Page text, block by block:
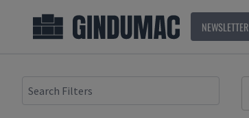
NEWSLETTER